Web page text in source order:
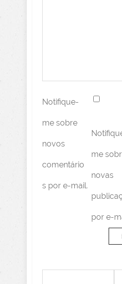
Notifique-
me sobre
novos
comentário
s por e-mail.
me
novas
por e-